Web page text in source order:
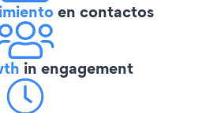
en contactos
in engagement